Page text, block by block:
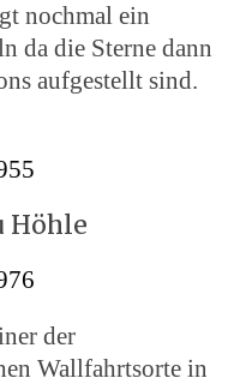
nochmal ein
da die Sterne dann
aufgestellt sind.
Höhle
der
Wallfahrtsorte in